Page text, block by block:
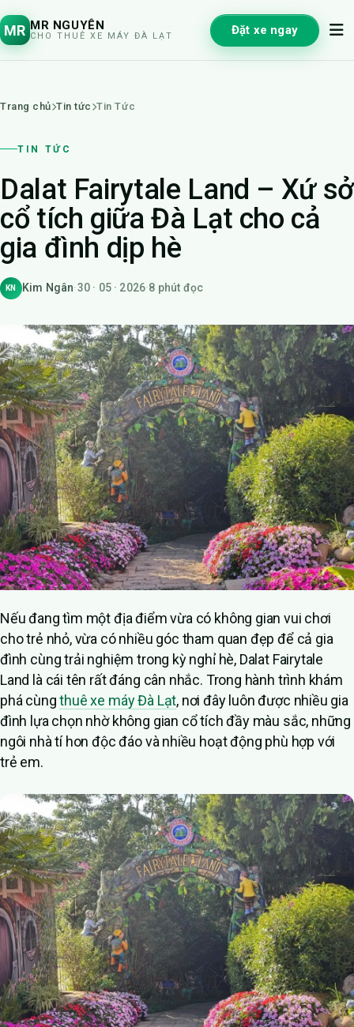
MR MR NGUYÊN
CHO THUÊ XE MÁY ĐÀ LẠT Đặt xe ngay
Trang chủ Tin tức Tin Tức
TIN TỨC
Dalat Fairytale Land – Xứ sở
cổ tích giữa Đà Lạt cho cả
gia đình dịp hè
KN Kim Ngân·30 · 05 · 2026·8 phút đọc
Nếu đang tìm một địa điểm vừa có không gian vui chơi
cho trẻ nhỏ, vừa có nhiều góc tham quan đẹp để cả gia
đình cùng trải nghiệm trong kỳ nghỉ hè, Dalat Fairytale
Land là cái tên rất đáng cân nhắc. Trong hành trình khám
phá cùngthuê xe máy Đà Lạt, nơi đây luôn được nhiều gia
đình lựa chọn nhờ không gian cổ tích đầy màu sắc, những
ngôi nhà tí hon độc đáo và nhiều hoạt động phù hợp với
trẻ em.